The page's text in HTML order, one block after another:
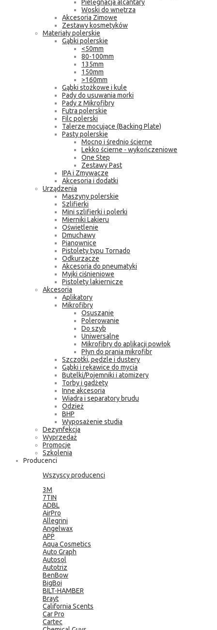
Pielęgnacja alcantary
Woski do wnętrza
Akcesoria Zimowe
Zestawy kosmetyków
Materiały polerskie
Gąbki polerskie
<50mm
80-100mm
135mm
150mm
>160mm
Gąbki stożkowe i kule
Pady do usuwania morki
Pady z Mikrofibry
Futra polerskie
Filc polerski
Talerze mocujące (Backing Plate)
Pasty polerskie
Mocno i średnio ścierne
Lekko ścierne - wykończeniowe
One Step
Zestawy Past
IPA i Zmywacze
Akcesoria i dodatki
Urządzenia
Maszyny polerskie
Szlifierki
Mini szlifierki i polerki
Mierniki Lakieru
Oświetlenie
Dmuchawy
Pianownice
Pistolety typu Tornado
Odkurzacze
Akcesoria do pneumatyki
Myjki ciśnieniowe
Pistolety lakiernicze
Akcesoria
Aplikatory
Mikrofibry
Osuszanie
Polerowanie
Do szyb
Uniwersalne
Mikrofibry do aplikacji powłok
Płyn do prania mikrofibr
Szczotki, pędzle i dustery
Gąbki i rękawice do mycia
Butelki/Pojemniki i atomizery
Torby i gadżety
Inne akcesoria
Wiadra i separatory brudu
Odzież
BHP
Wyposażenie studia
Dezynfekcja
Wyprzedaż
Promocje
Szkolenia
Producenci
Wszyscy producenci
3M
7TIN
ADBL
AirPro
Allegrini
Angelwax
APP
Aqua Cosmetics
Auto Graph
Autosol
Autotriz
BenBow
BigBoi
BILT-HAMBER
Brayt
California Scents
Car Pro
Cartec